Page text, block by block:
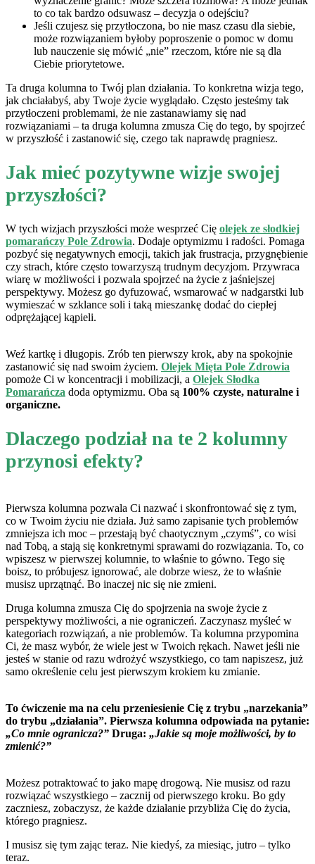
to co tak bardzo odsuwasz – decyzja o odejściu?
Jeśli czujesz się przytłoczona, bo nie masz czasu dla siebie,
może rozwiązaniem byłoby poproszenie o pomoc w domu
lub nauczenie się mówić „nie” rzeczom, które nie są dla
Ciebie priorytetowe.
Ta druga kolumna to Twój plan działania. To konkretna wizja tego,
jak chciałabyś, aby Twoje życie wyglądało. Często jesteśmy tak
przytłoczeni problemami, że nie zastanawiamy się nad
rozwiązaniami – ta druga kolumna zmusza Cię do tego, by spojrzeć
w przyszłość i zastanowić się, czego tak naprawdę pragniesz.
Jak mieć pozytywne wizje swojej
przyszłości?
W tych wizjach przyszłości może wesprzeć Cię olejek ze słodkiej
pomarańczy Pole Zdrowia. Dodaje optymizmu i radości. Pomaga
pozbyć się negatywnych emocji, takich jak frustracja, przygnębienie
czy strach, które często towarzyszą trudnym decyzjom. Przywraca
wiarę w możliwości i pozwala spojrzeć na życie z jaśniejszej
perspektywy. Możesz go dyfuzować, wsmarować w nadgarstki lub
wymieszać w szklance soli i taką mieszankę dodać do ciepłej
odprężającej kąpieli.
Weź kartkę i długopis. Zrób ten pierwszy krok, aby na spokojnie
zastanowić się nad swoim życiem. Olejek Mięta Pole Zdrowia
pomoże Ci w koncentracji i mobilizacji, a Olejek Słodka
Pomarańcza doda optymizmu. Oba są 100% czyste, naturalne i
organiczne.
Dlaczego podział na te 2 kolumny
przynosi efekty?
Pierwsza kolumna pozwala Ci nazwać i skonfrontować się z tym,
co w Twoim życiu nie działa. Już samo zapisanie tych problemów
zmniejsza ich moc – przestają być chaotycznym „czymś”, co wisi
nad Tobą, a stają się konkretnymi sprawami do rozwiązania. To, co
wpiszesz w pierwszej kolumnie, to właśnie to gówno. Tego się
boisz, to próbujesz ignorować, ale dobrze wiesz, że to właśnie
musisz uprzątnąć. Bo inaczej nic się nie zmieni.
Druga kolumna zmusza Cię do spojrzenia na swoje życie z
perspektywy możliwości, a nie ograniczeń. Zaczynasz myśleć w
kategoriach rozwiązań, a nie problemów. Ta kolumna przypomina
Ci, że masz wybór, że wiele jest w Twoich rękach. Nawet jeśli nie
jesteś w stanie od razu wdrożyć wszystkiego, co tam napiszesz, już
samo określenie celu jest pierwszym krokiem ku zmianie.
To ćwiczenie ma na celu przeniesienie Cię z trybu „narzekania”
do trybu „działania”. Pierwsza kolumna odpowiada na pytanie:
„Co mnie ogranicza?” Druga: „Jakie są moje możliwości, by to
zmienić?”
Możesz potraktować to jako mapę drogową. Nie musisz od razu
rozwiązać wszystkiego – zacznij od pierwszego kroku. Bo gdy
zaczniesz, zobaczysz, że każde działanie przybliża Cię do życia,
którego pragniesz.
I musisz się tym zając teraz. Nie kiedyś, za miesiąc, jutro – tylko
teraz.